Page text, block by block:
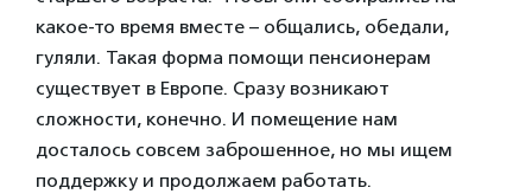
какое-то время вместе – общались, обедали,
гуляли. Такая форма помощи пенсионерам
существует в Европе. Сразу возникают
сложности, конечно. И помещение нам
досталось совсем заброшенное, но мы ищем
поддержку и продолжаем работать.